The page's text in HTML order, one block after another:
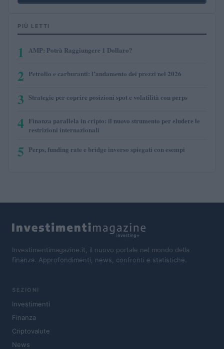
PIÙ LETTI
1 AMP: Potrà Raggiungere 1 Dollaro?
2 Petrolio e carburanti: l’andamento dei prezzi nel 2026
3 Strategie per coprire posizioni spot e volatilità con perps
4 Finanza parallela in cripto: il nuovo strumento per eludere le
restrizioni internazionali
5 Perps, funding rate e bridge inverso spiegati con esempi
Investimentimagazine.it, il nuovo portale nel mondo della
finanza. Approfondimenti, news, confronti e statistiche.
SEZIONI
Investimenti
Finanza
Criptovalute
News